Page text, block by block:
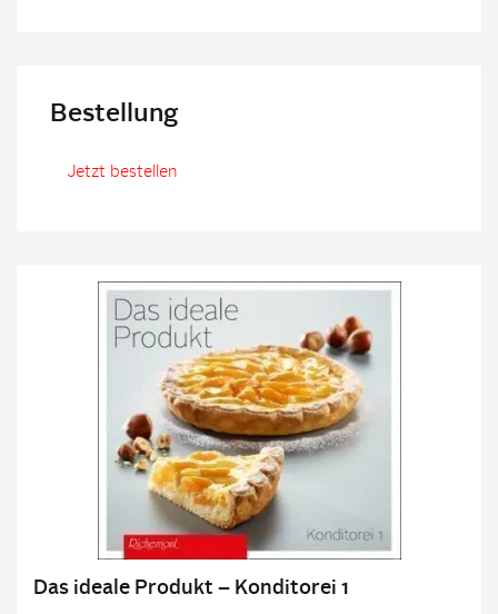
Bestellung
Jetzt bestellen
Das ideale Produkt – Konditorei 1